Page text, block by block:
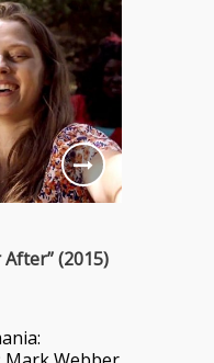
(2015)